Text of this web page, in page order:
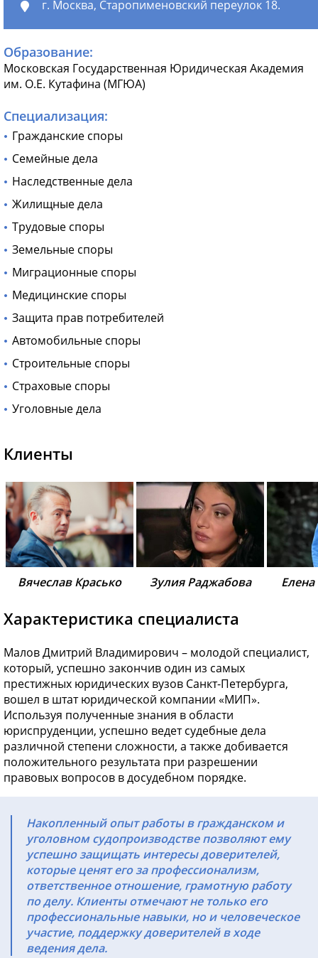
г. Москва, Старопименовский переулок 18.
Образование:
Московская Государственная Юридическая Академия
им. О.Е. Кутафина (МГЮА)
Специализация:
Гражданские споры
Семейные дела
Наследственные дела
Жилищные дела
Трудовые споры
Земельные споры
Миграционные споры
Медицинские споры
Защита прав потребителей
Автомобильные споры
Строительные споры
Страховые споры
Уголовные дела
Клиенты
Вячеслав Красько Зулия Раджабова
Характеристика специалиста
Малов Дмитрий Владимирович – молодой специалист,
который, успешно закончив один из самых
престижных юридических вузов Санкт-Петербурга,
вошел в штат юридической компании «МИП».
Используя полученные знания в области
юриспруденции, успешно ведет судебные дела
различной степени сложности, а также добивается
положительного результата при разрешении
правовых вопросов в досудебном порядке.
Накопленный опыт работы в гражданском и
уголовном судопроизводстве позволяют ему
успешно защищать интересы доверителей,
которые ценят его за профессионализм,
ответственное отношение, грамотную работу
по делу. Клиенты отмечают не только его
профессиональные навыки, но и человеческое
участие, поддержку доверителей в ходе
ведения дела.